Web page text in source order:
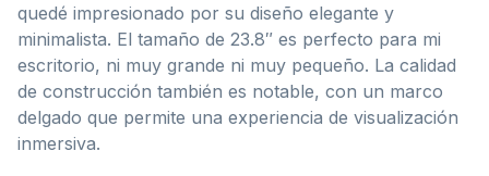
quedé impresionado por su diseño elegante y
minimalista. El tamaño de 23.8″ es perfecto para mi
escritorio, ni muy grande ni muy pequeño. La calidad
de construcción también es notable, con un marco
delgado que permite una experiencia de visualización
inmersiva.